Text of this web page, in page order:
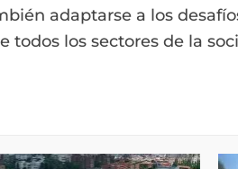
adaptarse a los
todos los sectores de la